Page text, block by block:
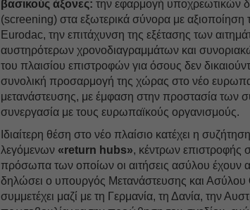
βασικούς άξονες: την εφαρμογή υποχρεωτικών
(screening) στα εξωτερικά σύνορα με
Eurodac, την επιτάχυνση της εξέτασης των
αυστηρότερων χρονοδιαγραμμάτων και
του πλαισίου επιστροφών για όσους δεν
συνολική προσαρμογή της χώρας στο νέο
μετανάστευσης, με έμφαση στην προστασία των
συνεργασία με τους ευρωπαϊκούς οργανισμούς.
Ιδιαίτερη θέση στο νέο πλαίσιο κατέχει η
λεγόμενων «return hubs», κέντρων επιστροφής
πρόσωπα των οποίων οι αιτήσεις ασύλου έχουν
δηλώσει ο υπουργός Μετανάστευσης και Ασύλου
συμμετέχει μαζί με τη Γερμανία, τη Δανία, την